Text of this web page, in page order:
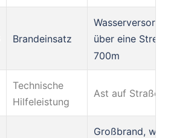
Brandeinsatz
über eine
700m
Technische
Hilfeleistung
Ast auf Straße
Großbrand, wir